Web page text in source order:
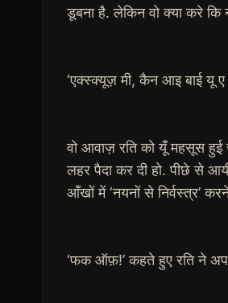
डूबना है. लेकिन वो क्या करे कि
‘एक्स्क्यूज़ मी, कैन आइ बाई यू ए
वो आवाज़ रति को यूँ महसूस
लहर पैदा कर दी हो. पीछे से
आँखों में ‘नयनों से निर्वस्त्र’
‘फक ऑफ़!’ कहते हुए रति ने